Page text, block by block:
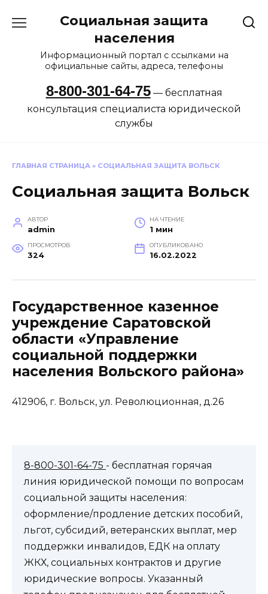
Социальная защита
населения
Информационный портал с ссылками на
официальные сайты, адреса, телефоны
8-800-301-64-75— бесплатная
консультация специалиста юридической
службы
ГЛАВНАЯ СТРАНИЦА » СОЦИАЛЬНАЯ ЗАЩИТА ВОЛЬСК
Социальная защита Вольск
АВТОР
admin
НА ЧТЕНИЕ
1 мин
ПРОСМОТРОВ
324
ОПУБЛИКОВАНО
16.02.2022
Государственное казенное
учреждение Саратовской
области «Управление
социальной поддержки
населения Вольского района»
412906, г. Вольск, ул. Революционная, д.26
8-800-301-64-75 - бесплатная горячая
линия юридической помощи по вопросам
социальной защиты населения:
оформление/продление детских пособий,
льгот, субсидий, ветеранских выплат, мер
поддержки инвалидов, ЕДК на оплату
ЖКХ, социальных контрактов и другие
юридические вопросы. Указанный